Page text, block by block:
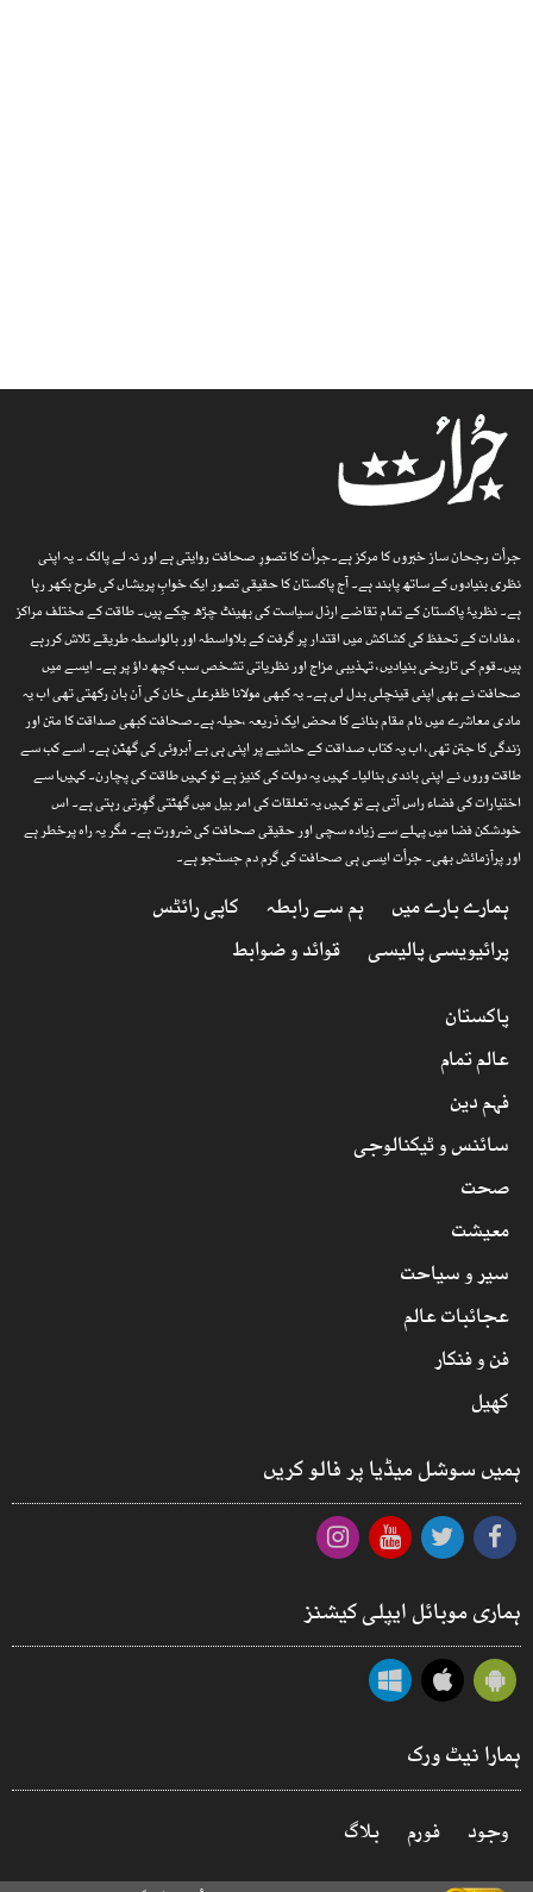
جرأت رجحان ساز خبروں کا مرکز ہے۔جرأت کا تصورِ صحافت روایتی ہے اور نہ لے پالک ۔ یہ اپنی
نظری بنیادوں کے ساتھ پابند ہے۔ آج پاکستان کا حقیقی تصور ایک خوابِ پریشاں کی طرح بکھر رہا
ہے۔ نظریۂ پاکستان کے تمام تقاضے ارذل سیاست کی بھینٹ چڑھ چکے ہیں۔ طاقت کے مختلف مراکز
، مفادات کے تحفظ کی کشاکش میں اقتدار پر گرفت کے بلاواسطہ اور بالواسطہ طریقے تلاش کررہے
ہیں۔قوم کی تاریخی بنیادیں، تہذیبی مزاج اور نظریاتی تشخص سب کچھ داؤ پر ہے۔ ایسے میں
صحافت نے بھی اپنی قینچلی بدل لی ہے۔ یہ کبھی مولانا ظفرعلی خان کی آن بان رکھتی تھی اب یہ
مادی معاشرے میں نام مقام بنانے کا محض ایک ذریعہ ،حیلہ ہے۔صحافت کبھی صداقت کا متن اور
زندگی کا جتن تھی، اب یہ کتاب صداقت کے حاشیے پر اپنی ہی بے آبروئی کی گھٹن ہے۔ اسے کب سے
طاقت وروں نے اپنی باندی بنالیا۔ کہیں یہ دولت کی کنیز ہے تو کہیں طاقت کی پچارن۔ کہیںا سے
اختیارات کی فضاء راس آتی ہے تو کہیں یہ تعلقات کی امر بیل میں گھٹتی گھِرتی رہتی ہے۔ اس
خودشکن فضا میں پہلے سے زیادہ سچی اور حقیقی صحافت کی ضرورت ہے۔ مگر یہ راہ پرخطر ہے
اور پرآزمائش بھی۔ جرأت ایسی ہی صحافت کی گرم دم جستجو ہے۔
ہمارے بارے میں ہم سے رابطہ
کاپی رائٹس
پرائیویسی پالیسی
قوائد و ضوابط
پاکستان
عالم تمام
فہم دین
سائنس و ٹیکنالوجی
صحت
معیشت
سیر و سیاحت
عجائبات عالم
فن و فنکار
کھیل
ہمیں سوشل میڈیا پر فالو کریں
ہماری موبائل ایپلی کیشنز
ہمارا نیٹ ورک
وجود فورم بلاگ